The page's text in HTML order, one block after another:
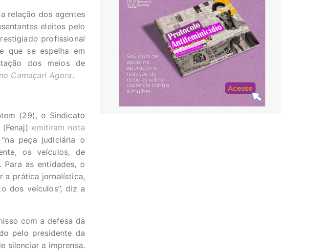
relação dos agentes
eleitos pelo
profissional
que se espelha em
dos meios de
Camaçari Agora.
(29), o Sindicato
emitiram nota
peça judiciária o
os veículos, de
Para as entidades, o
a prática jornalística,
dos veículos”, diz a
com a defesa da
pelo presidente da
silenciar a imprensa.